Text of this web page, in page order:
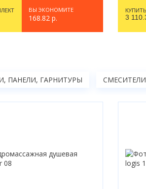
ВЫ ЭКОНОМИТЕ
168.82 р. 3
ПАНЕЛИ, ГАРНИТУРЫ СМЕСИТЕЛИ